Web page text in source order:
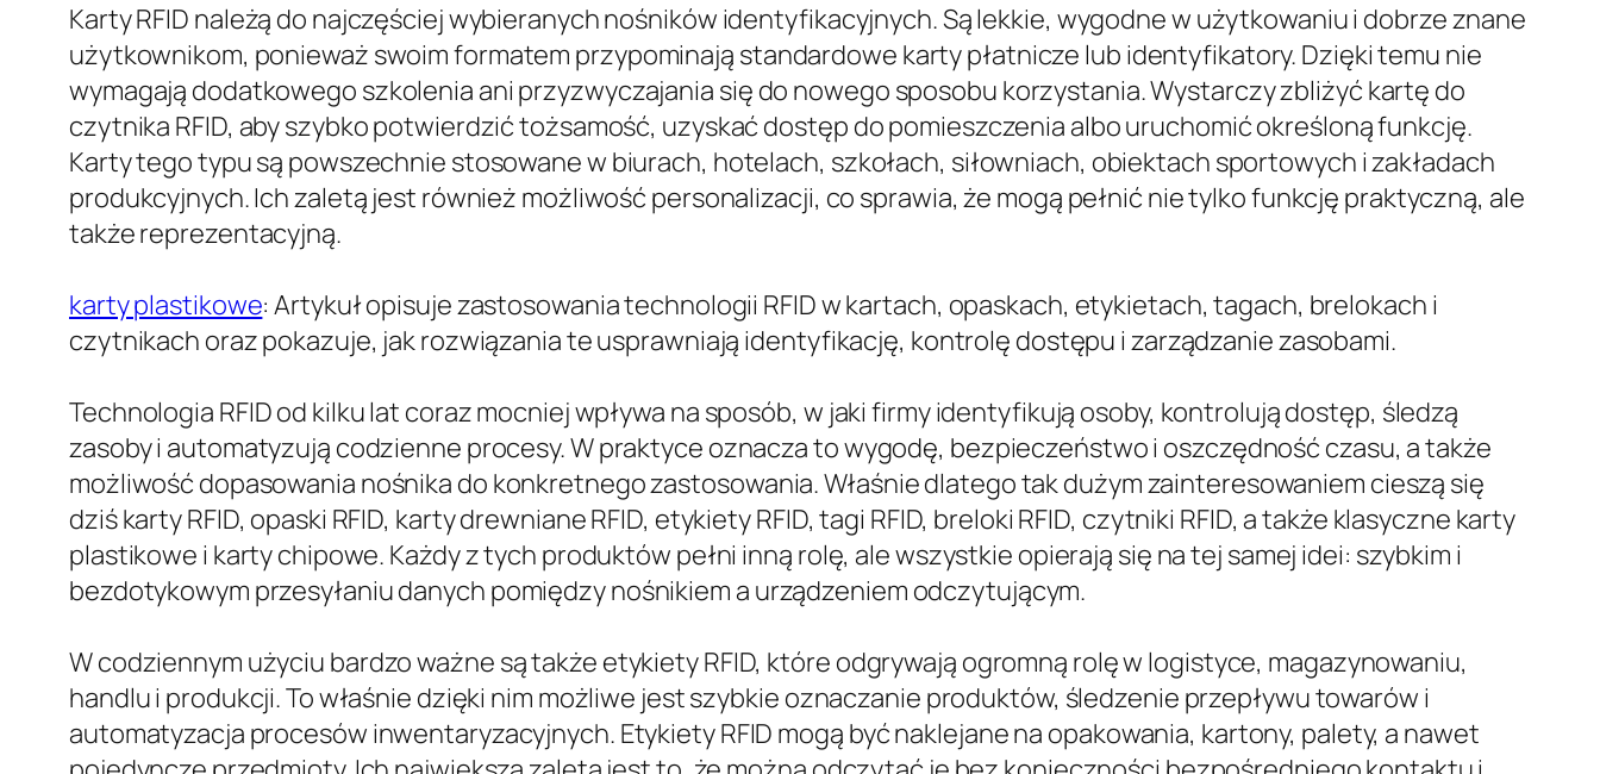
Karty RFID należą do najczęściej wybieranych nośników identyfikacyjnych. Są lekkie, wygodne w użytkowaniu i dobrze znane
użytkownikom, ponieważ swoim formatem przypominają standardowe karty płatnicze lub identyfikatory. Dzięki temu nie
wymagają dodatkowego szkolenia ani przyzwyczajania się do nowego sposobu korzystania. Wystarczy zbliżyć kartę do
czytnika RFID, aby szybko potwierdzić tożsamość, uzyskać dostęp do pomieszczenia albo uruchomić określoną funkcję.
Karty tego typu są powszechnie stosowane w biurach, hotelach, szkołach, siłowniach, obiektach sportowych i zakładach
produkcyjnych. Ich zaletą jest również możliwość personalizacji, co sprawia, że mogą pełnić nie tylko funkcję praktyczną, ale
także reprezentacyjną.
karty plastikowe: Artykuł opisuje zastosowania technologii RFID w kartach, opaskach, etykietach, tagach, brelokach i
czytnikach oraz pokazuje, jak rozwiązania te usprawniają identyfikację, kontrolę dostępu i zarządzanie zasobami.
Technologia RFID od kilku lat coraz mocniej wpływa na sposób, w jaki firmy identyfikują osoby, kontrolują dostęp, śledzą
zasoby i automatyzują codzienne procesy. W praktyce oznacza to wygodę, bezpieczeństwo i oszczędność czasu, a także
możliwość dopasowania nośnika do konkretnego zastosowania. Właśnie dlatego tak dużym zainteresowaniem cieszą się
dziś karty RFID, opaski RFID, karty drewniane RFID, etykiety RFID, tagi RFID, breloki RFID, czytniki RFID, a także klasyczne karty
plastikowe i karty chipowe. Każdy z tych produktów pełni inną rolę, ale wszystkie opierają się na tej samej idei: szybkim i
bezdotykowym przesyłaniu danych pomiędzy nośnikiem a urządzeniem odczytującym.
W codziennym użyciu bardzo ważne są także etykiety RFID, które odgrywają ogromną rolę w logistyce, magazynowaniu,
handlu i produkcji. To właśnie dzięki nim możliwe jest szybkie oznaczanie produktów, śledzenie przepływu towarów i
automatyzacja procesów inwentaryzacyjnych. Etykiety RFID mogą być naklejane na opakowania, kartony, palety, a nawet